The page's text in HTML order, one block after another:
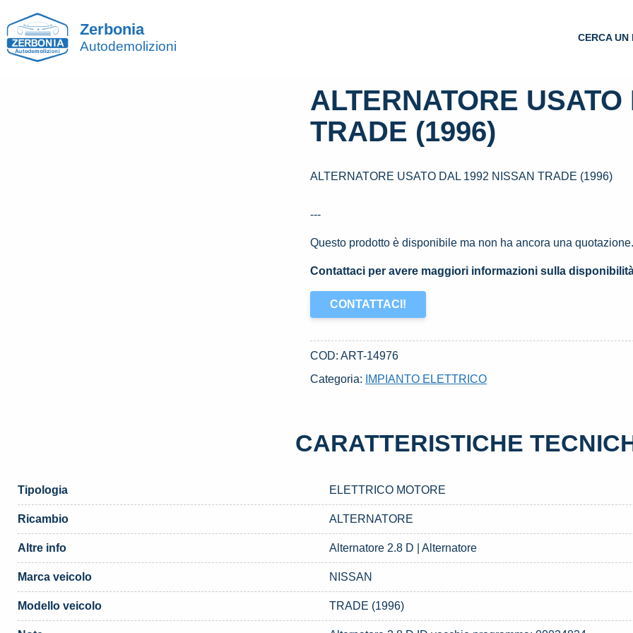
Zerbonia
Autodemolizioni
CERCA UN
ALTERNATORE
TRADE (1996)
ALTERNATORE USATO DAL 1992 NISSAN TRADE (1996)
---
Questo prodotto è disponibile ma non ha ancora una
Contattaci per avere maggiori informazioni sulla
CONTATTACI!
COD:ART-14976
Categoria:
IMPIANTO ELETTRICO
CARATTERISTICHE
Tipologia ELETTRICO MOTORE
Ricambio ALTERNATORE
Altre info Alternatore 2.8 D | Alternatore
Marca veicolo NISSAN
Modello veicolo TRADE (1996)